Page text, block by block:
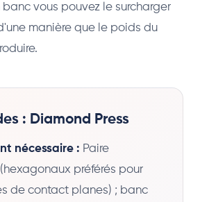
vous pouvez le surcharger
manière que le poids du
: Diamond Press
nécessaire : Paire
préférés pour
de contact planes) ; banc